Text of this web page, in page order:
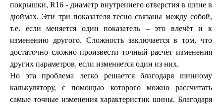
покрышки, R16 - диаметр внутреннего отверстия в шине в
дюймах. Эти три показателя тесно связаны между собой,
т.е. если меняется один показатель – это влечёт и к
изменению другого. Сложность заключается в том, что
достаточно сложно произвести точный расчёт изменения
других параметров, если изменяется один из них.
Но эта проблема легко решается благодаря шинному
калькулятору, с помощью которого можно рассчитать
самые точные изменения характеристик шины. Благодаря